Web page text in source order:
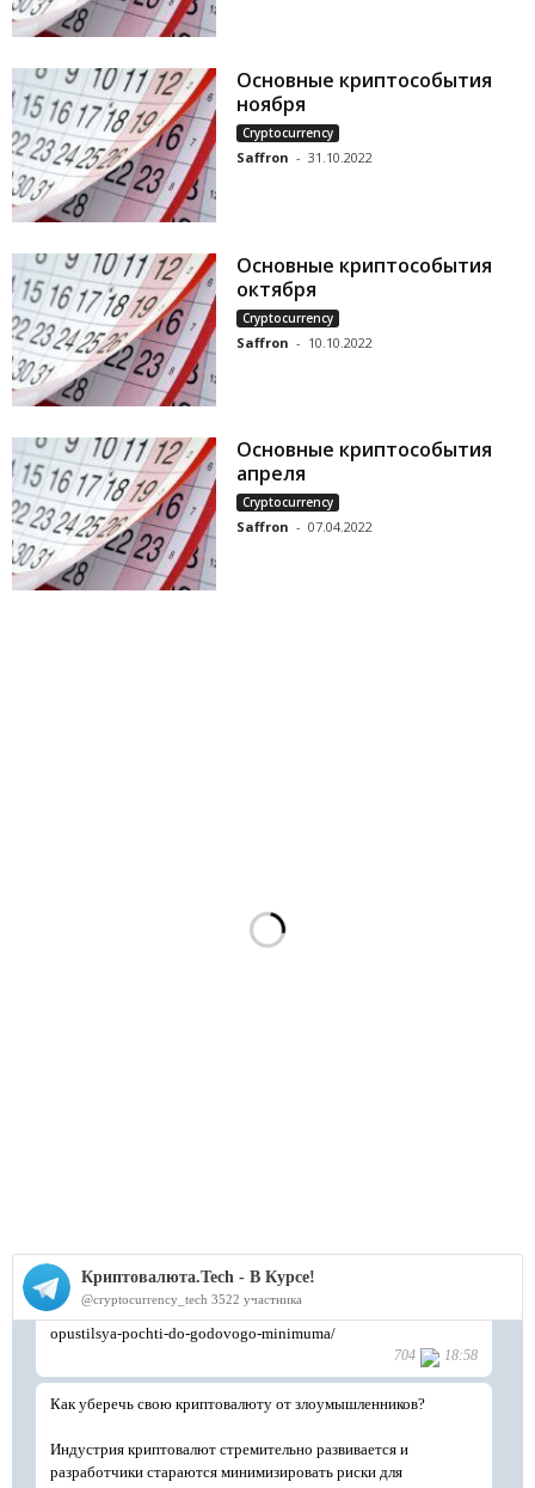
Основные криптособытия
ноября
Cryptocurrency
Saffron - 31.10.2022
Основные криптособытия
октября
Cryptocurrency
Saffron - 10.10.2022
Основные криптособытия
апреля
Cryptocurrency
Saffron - 07.04.2022